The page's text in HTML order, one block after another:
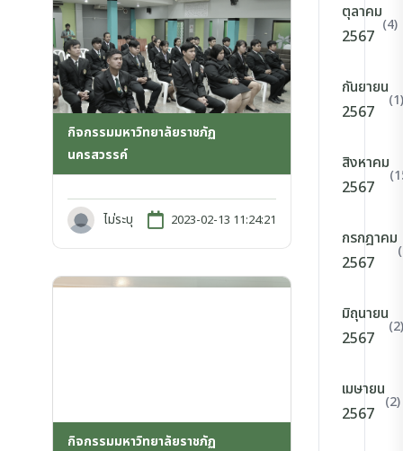
กิจกรรมมหาวิทยาลัยราชภัฏ
นครสวรรค์
ไม่ระบุ 2023-02-13 11:24:21
กิจกรรมมหาวิทยาลัยราชภัฏ
ตุลาคม
2567
(4)
กันยายน
2567
(1)
สิงหาคม
2567
กรกฎาคม
2567
มิถุนายน
2567
(2)
เมษายน
2567
(2)